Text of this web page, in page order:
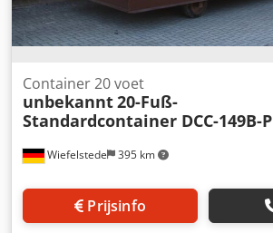
Wiefelstede 395 km
Container 20 voet
unbekannt20-Fuß-
Standardcontainer DCC-149B-P
Prijsinfo